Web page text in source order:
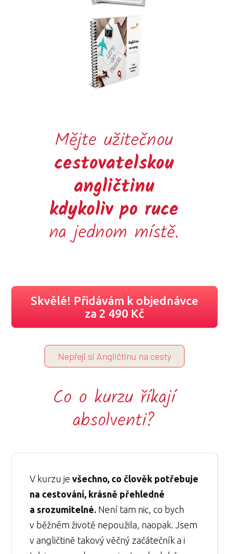
Mějte užitečnou
cestovatelskou
angličtinu
kdykoliv po ruce
na jednom místě.
Skvělé! Přidávám k objednávce
za 2 490 Kč
Nepřeji si Angličtinu na cesty
Co o kurzu říkají
absolventi?
V kurzu jevšechno, co člověk potřebuje
na cestování, krásně přehledné
a srozumitelné. Není tam nic, co bych
v běžném životě nepoužila, naopak. Jsem
v angličtině takový věčný začátečník a i